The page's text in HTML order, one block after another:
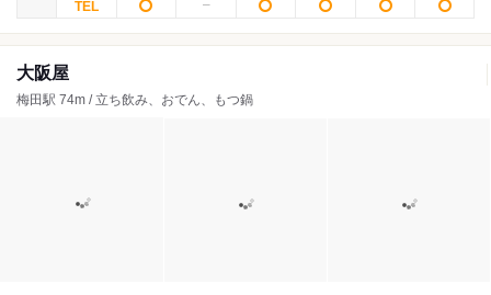
大阪屋
梅田駅 74m / 立ち飲み、おでん、もつ鍋